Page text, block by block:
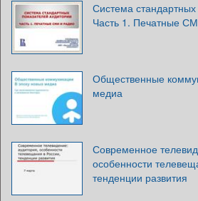
Система
Часть 1. Печатные
Общественные
медиа
Современное
особенности
тенденции развития